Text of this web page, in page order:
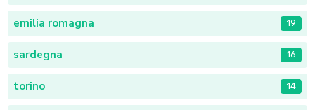
emilia romagna 19
sardegna 16
torino 14